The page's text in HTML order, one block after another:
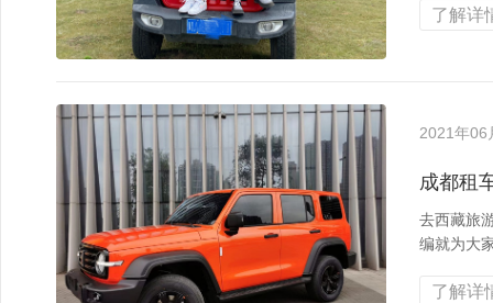
了解详
2021年06
成都租
去西藏旅
编就为大
了解详